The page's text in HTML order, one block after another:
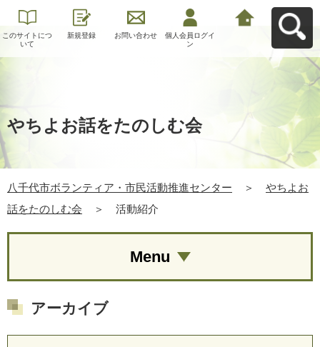
このサイトにつ
いて
新規登録 お問い合わせ
個人会員ログイ
ン
やちよお話をたのしむ会
八千代市ボランティア・市民活動推進センター ＞
やちよお
話をたのしむ会
＞ 活動紹介
Menu
アーカイブ